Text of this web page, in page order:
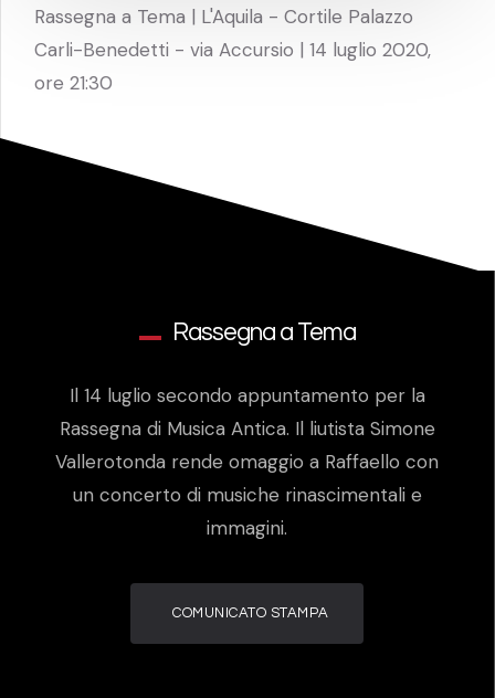
Rassegna a Tema | L'Aquila - Cortile Palazzo
Carli-Benedetti - via Accursio | 14 luglio 2020,
ore 21:30
Rassegna a Tema
Il 14 luglio secondo appuntamento per la
Rassegna di Musica Antica. Il liutista Simone
Vallerotonda rende omaggio a Raffaello con
un concerto di musiche rinascimentali e
immagini.
COMUNICATO STAMPA